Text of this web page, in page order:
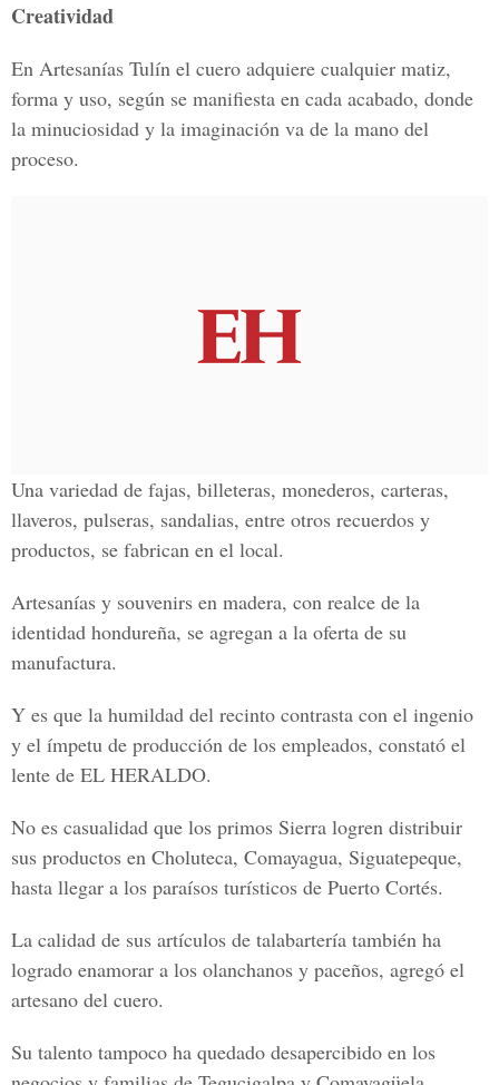
Creatividad
En Artesanías Tulín el cuero adquiere cualquier matiz,
forma y uso, según se manifiesta en cada acabado, donde
la minuciosidad y la imaginación va de la mano del
proceso.
Una variedad de fajas, billeteras, monederos, carteras,
llaveros, pulseras, sandalias, entre otros recuerdos y
productos, se fabrican en el local.
Artesanías y souvenirs en madera, con realce de la
identidad hondureña, se agregan a la oferta de su
manufactura.
Y es que la humildad del recinto contrasta con el ingenio
y el ímpetu de producción de los empleados, constató el
lente de EL HERALDO.
No es casualidad que los primos Sierra logren distribuir
sus productos en Choluteca, Comayagua, Siguatepeque,
hasta llegar a los paraísos turísticos de Puerto Cortés.
La calidad de sus artículos de talabartería también ha
logrado enamorar a los olanchanos y paceños, agregó el
artesano del cuero.
Su talento tampoco ha quedado desapercibido en los